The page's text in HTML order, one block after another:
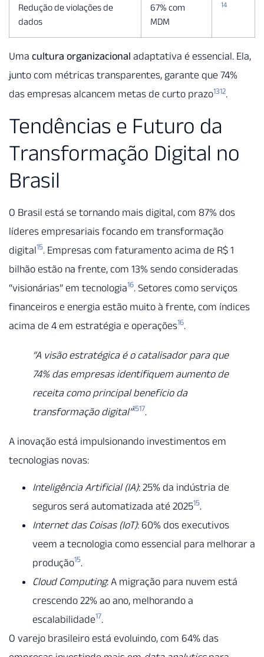
Redução de violações de
dados
67% com
MDM
14
Uma cultura organizacional adaptativa é essencial. Ela,
junto com métricas transparentes, garante que 74%
das empresas alcancem metas de curto prazo1312.
Tendências e Futuro da
Transformação Digital no
Brasil
O Brasil está se tornando mais digital, com 87% dos
líderes empresariais focando em transformação
digital15. Empresas com faturamento acima de R$ 1
bilhão estão na frente, com 13% sendo consideradas
“visionárias” em tecnologia16. Setores como serviços
financeiros e energia estão muito à frente, com índices
acima de 4 em estratégia e operações16.
“A visão estratégica é o catalisador para que
74% das empresas identifiquem aumento de
receita como principal benefício da
transformação digital”1517.
A inovação está impulsionando investimentos em
tecnologias novas:
Inteligência Artificial (IA): 25% da indústria de
seguros será automatizada até 202515.
Internet das Coisas (IoT): 60% dos executivos
veem a tecnologia como essencial para melhorar a
produção15.
Cloud Computing: A migração para nuvem está
crescendo 22% ao ano, melhorando a
escalabilidade17.
O varejo brasileiro está evoluindo, com 64% das